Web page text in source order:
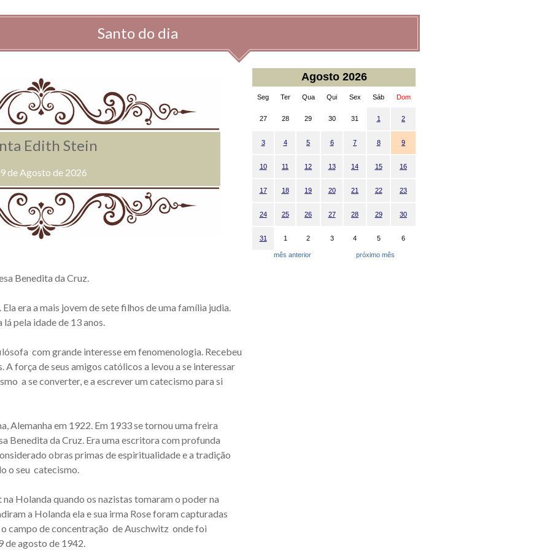
Santo do dia
Edith Stein
de Agosto de 2026
Benedita da Cruz.
era a mais jovem de sete filhos de uma família judia.
pela idade de 13 anos.
com grande interesse em fenomenologia. Recebeu
força de seus amigos católicos a levou a se interessar
a se converter, e a escrever um catecismo para si
Alemanha em 1922. Em 1933 se tornou uma freira
Benedita da Cruz. Era uma escritora com profunda
obras primas de espiritualidade e a tradição
o seu catecismo.
Holanda quando os nazistas tomaram o poder na
a Holanda ela e sua irma Rose foram capturadas
campo de concentração de Auschwitz onde foi
de agosto de 1942.
Agosto 2026
Seg Ter Qua Qui Sex Sáb Dom
27 28 29 30 31 1 2
3 4 5 6 7 8 9
10 11 12 13 14 15 16
17 18 19 20 21 22 23
24 25 26 27 28 29 30
31 1 2 3 4 5 6
mês anterior próximo mês